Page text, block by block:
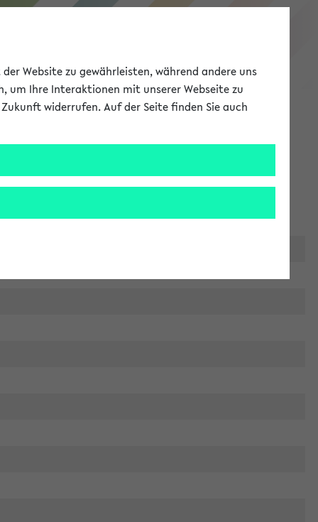
eKVV
Website zu gewährleisten, während andere uns
um Ihre Interaktionen mit unserer Webseite zu
widerrufen. Auf der Seite finden Sie auch